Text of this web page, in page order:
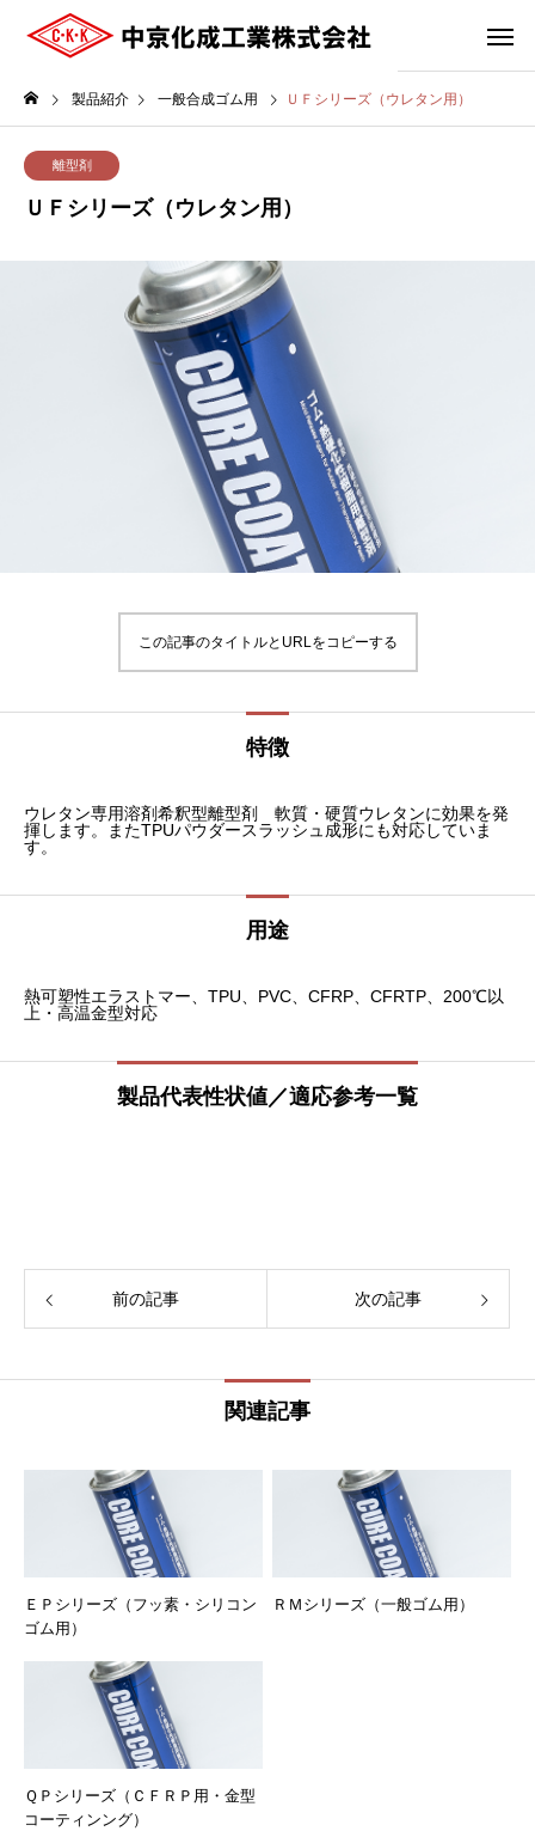
製品紹介 一般合成ゴム用 ＵＦシリーズ（ウレタン用）
離型剤
ＵＦシリーズ（ウレタン用）
この記事のタイトルとURLをコピーする
特徴
ウレタン専用溶剤希釈型離型剤 軟質・硬質ウレタンに効果を発
揮します。またTPUパウダースラッシュ成形にも対応していま
す。
用途
熱可塑性エラストマー、TPU、PVC、CFRP、CFRTP、200℃以
上・高温金型対応
製品代表性状値／適応参考一覧
前の記事 次の記事
関連記事
ＥＰシリーズ（フッ素・シリコン
ゴム用）
ＲＭシリーズ（一般ゴム用）
ＱＰシリーズ（ＣＦＲＰ用・金型
コーティンング）